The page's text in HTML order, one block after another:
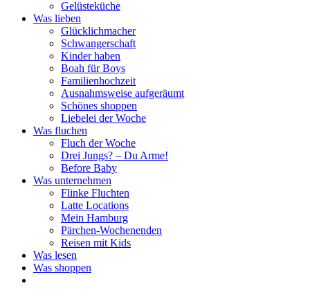
Gelüsteküche
Was lieben
Glücklichmacher
Schwangerschaft
Kinder haben
Boah für Boys
Familienhochzeit
Ausnahmsweise aufgeräumt
Schönes shoppen
Liebelei der Woche
Was fluchen
Fluch der Woche
Drei Jungs? – Du Arme!
Before Baby
Was unternehmen
Flinke Fluchten
Latte Locations
Mein Hamburg
Pärchen-Wochenenden
Reisen mit Kids
Was lesen
Was shoppen